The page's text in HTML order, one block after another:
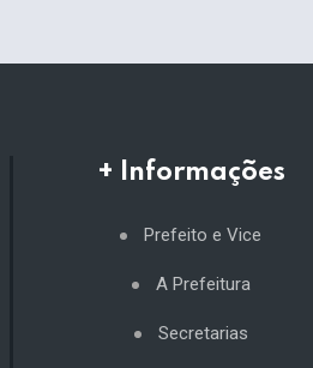
+ Informações
Prefeito e Vice
A Prefeitura
Secretarias